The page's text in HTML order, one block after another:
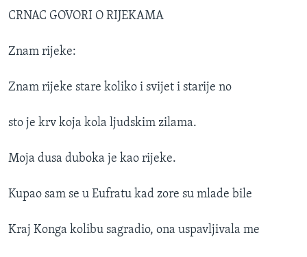
CRNAC GOVORI O RIJEKAMA
Znam rijeke:
Znam rijeke stare koliko i svijet i starije no
sto je krv koja kola ljudskim zilama.
Moja dusa duboka je kao rijeke.
Kupao sam se u Eufratu kad zore su mlade bile
Kraj Konga kolibu sagradio, ona uspavljivala me